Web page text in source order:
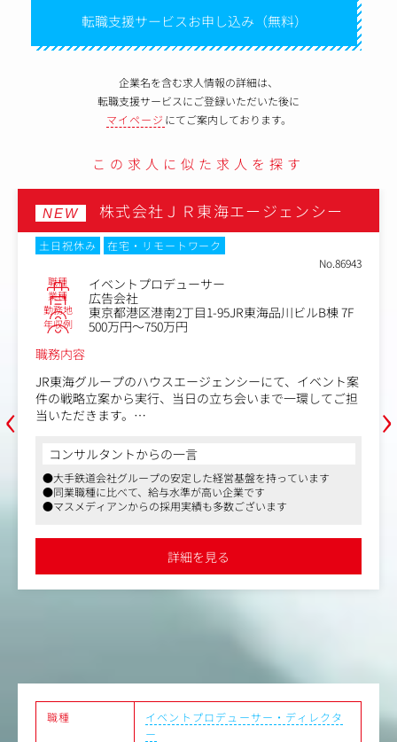
転職支援サービスお申し込み（無料）
企業名を含む求人情報の詳細は、
転職支援サービスにご登録いただいた後に
マイページ にてご案内しております。
この求人に似た求人を探す
‹
NEW 株式会社ＪＲ東海エージェンシー
土日祝休み
在宅・リモートワーク
No.86943
職種 イベントプロデューサー
業種 広告会社
勤務地 東京都港区港南2丁目1-95JR東海品川ビルB棟 7F
年収例
500万円～750万円
職務内容
JR東海グループのハウスエージェンシーにて、イベント案
件の戦略立案から実行、当日の立ち会いまで一環してご担
当いただきます。
＜具体的な業務内容＞
・クライアントとの打ち合わせ（営業と同行）
・プロモーション戦略の立案及び提案
・企画書の作成、プレゼンテーション
・スケジュール調整、進捗管理業務
・イベント当日の立ち会い など
例：さがみはらリニアフェスタ
また、東海道新幹線の主要駅を中心に自社でイベントスペ
ースを持っているため、運営・調整も行いやすい特徴がご
コンサルタントからの一言
●大手鉄道会社グループの安定した経営基盤を持っています
●同業職種に比べて、給与水準が高い企業です
●マスメディアンからの採用実績も多数ございます
詳細を見る
›
職種
イベントプロデューサー・ディレクタ
ー